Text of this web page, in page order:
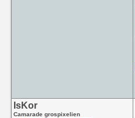
IsKor
Camarade grospixelien